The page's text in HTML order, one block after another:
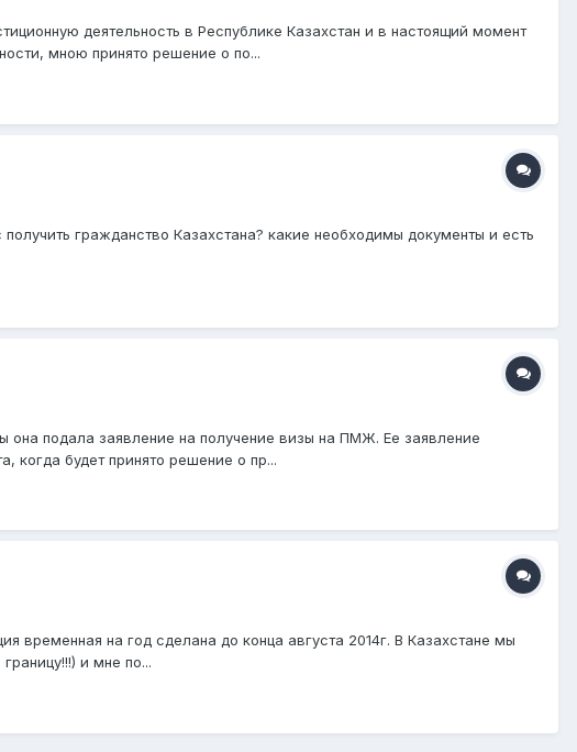
деятельность в Республике Казахстан и в настоящий момент
мною принято решение о по...
гражданство Казахстана? какие необходимы документы и есть
она подала заявление на получение визы на ПМЖ. Ее заявление
когда будет принято решение о пр...
временная на год сделана до конца августа 2014г. В Казахстане мы
и мне по...